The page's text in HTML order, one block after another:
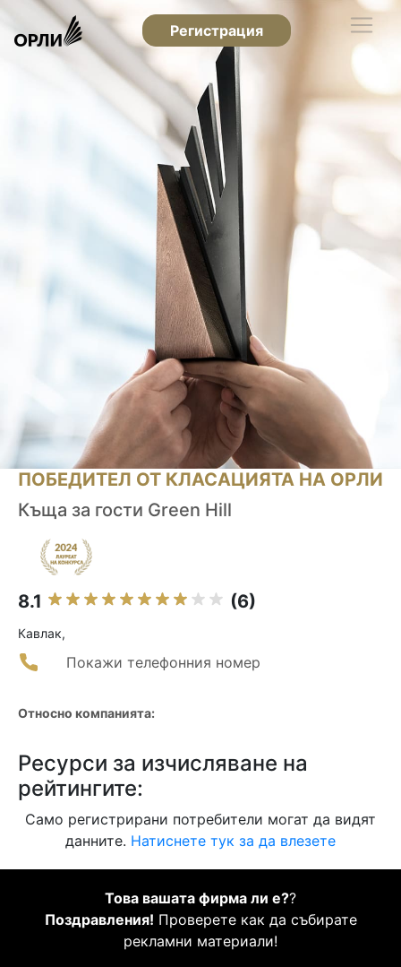
Регистрация
ПОБЕДИТЕЛ ОТ КЛАСАЦИЯТА НА ОРЛИ
Къща за гости Green Hill
8.1 (6)
Кавлак,
Покажи телефонния номер
Относно компанията:
Ресурси за изчисляване на
рейтингите:
Само регистрирани потребители могат да видят
данните. Натиснете тук за да влезете
Това вашата фирма ли е??
Поздравления! Проверете как да събирате
рекламни материали!